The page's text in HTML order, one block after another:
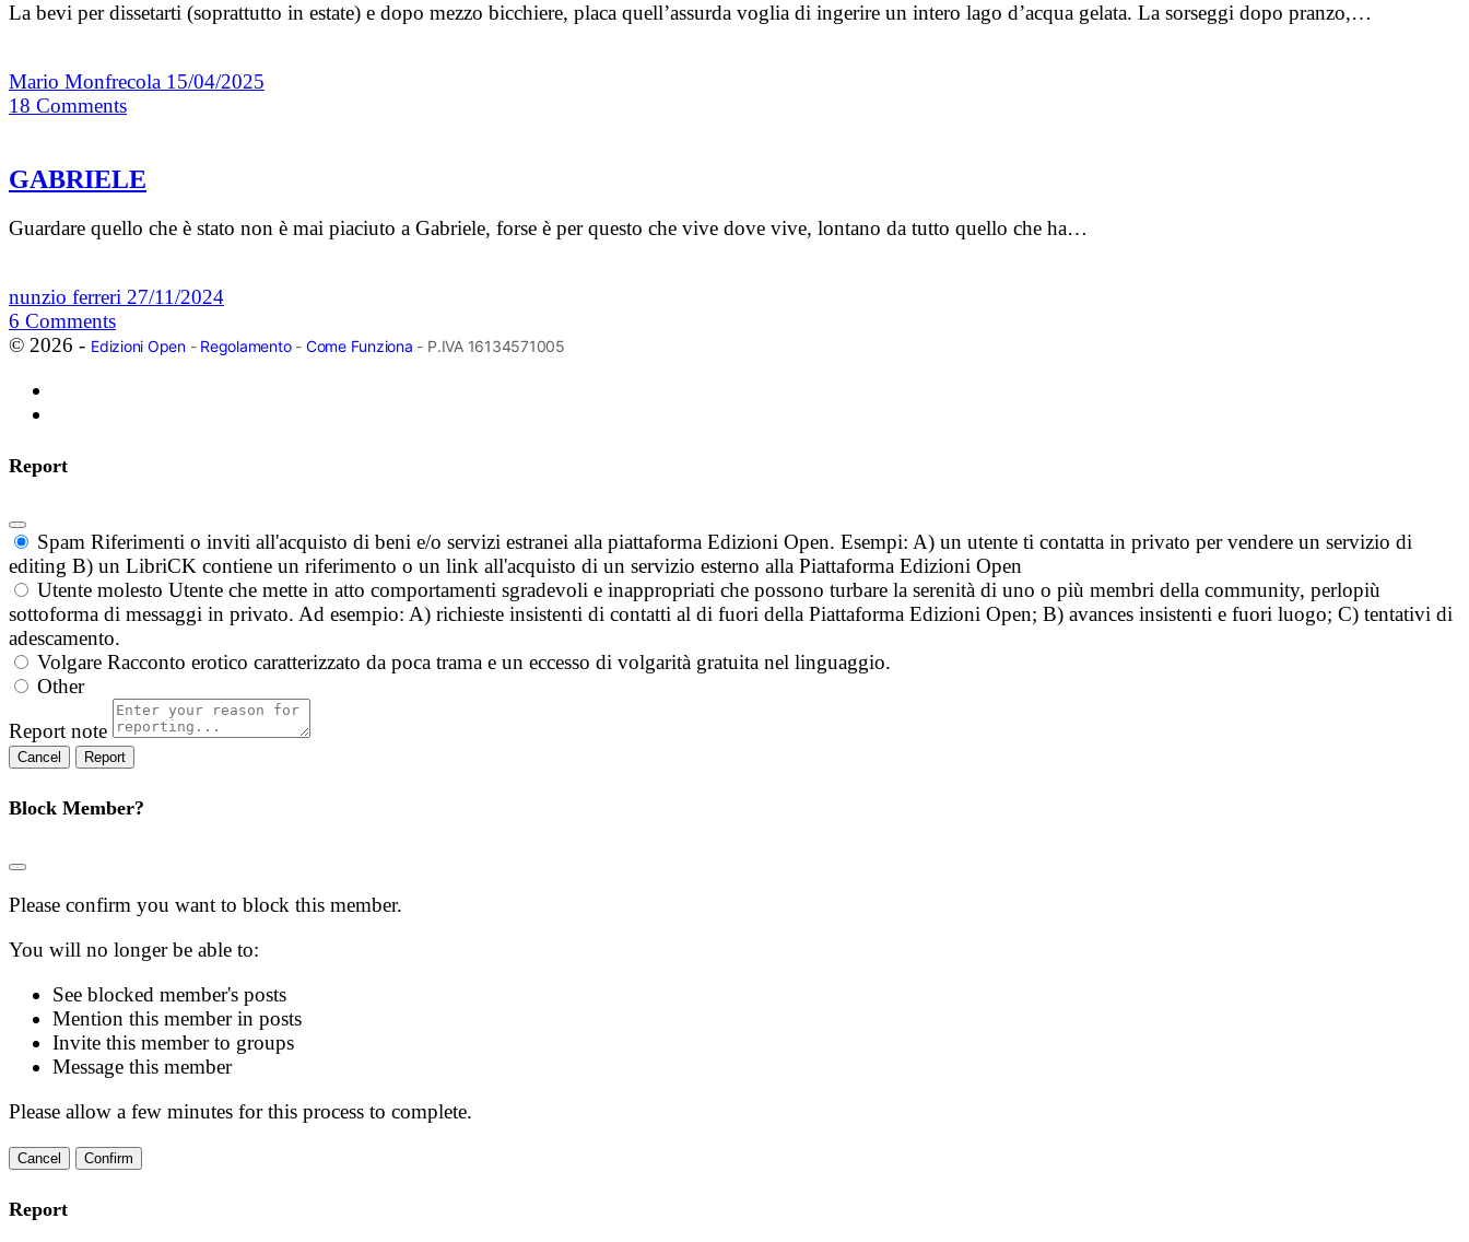
La bevi per dissetarti (soprattutto in estate) e dopo mezzo bicchiere, placa quell’assurda voglia di ingerire un intero lago d’acqua gelata. La sorseggi dopo pranzo,…
Mario Monfrecola 15/04/2025
18 Comments
GABRIELE
Guardare quello che è stato non è mai piaciuto a Gabriele, forse è per questo che vive dove vive, lontano da tutto quello che ha…
nunzio ferreri 27/11/2024
6 Comments
© 2026 - Edizioni Open- Regolamento- Come Funziona - P.IVA 16134571005
Report
Spam Riferimenti o inviti all'acquisto di beni e/o servizi estranei alla piattaforma Edizioni Open. Esempi: A) un utente ti contatta in privato per vendere un servizio di
editing B) un LibriCK contiene un riferimento o un link all'acquisto di un servizio esterno alla Piattaforma Edizioni Open
Utente molesto Utente che mette in atto comportamenti sgradevoli e inappropriati che possono turbare la serenità di uno o più membri della community, perlopiù
sottoforma di messaggi in privato. Ad esempio: A) richieste insistenti di contatti al di fuori della Piattaforma Edizioni Open; B) avances insistenti e fuori luogo; C) tentativi di
adescamento.
Volgare Racconto erotico caratterizzato da poca trama e un eccesso di volgarità gratuita nel linguaggio.
Other
Report note
Report
Block Member?
Please confirm you want to block this member.
You will no longer be able to:
See blocked member's posts
Mention this member in posts
Invite this member to groups
Message this member
Please allow a few minutes for this process to complete.
Confirm
Report